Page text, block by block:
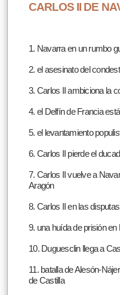
CARLOS II DE
1. Navarra en un rumbo
2. el asesinato del
3. Carlos II ambiciona la
4. el Delfín de Francia
5. el levantamiento
6. Carlos II pierde el
7. Carlos II vuelve a
Aragón
8. Carlos II en las
9. una huída de prisión
10. Duguesclin llega a
11. batalla de Alesón-
de Castilla